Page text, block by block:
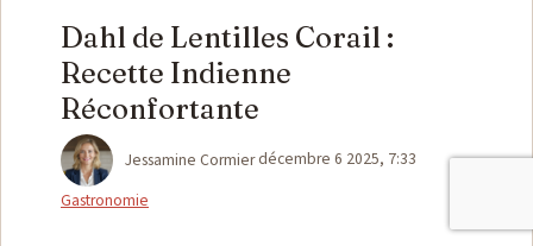
Dahl de Lentilles Corail :
Recette Indienne
Réconfortante
Jessamine Cormierdécembre 6 2025, 7:33
Gastronomie